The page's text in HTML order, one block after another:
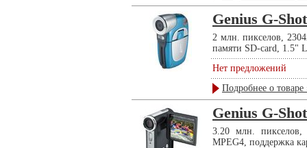
Genius G-
2 млн. пикселов,
памяти SD-card, 1.5"
Нет предложений
Подробнее о товаре
Genius G-
3.20 млн. пикселов,
MPEG4, поддержка